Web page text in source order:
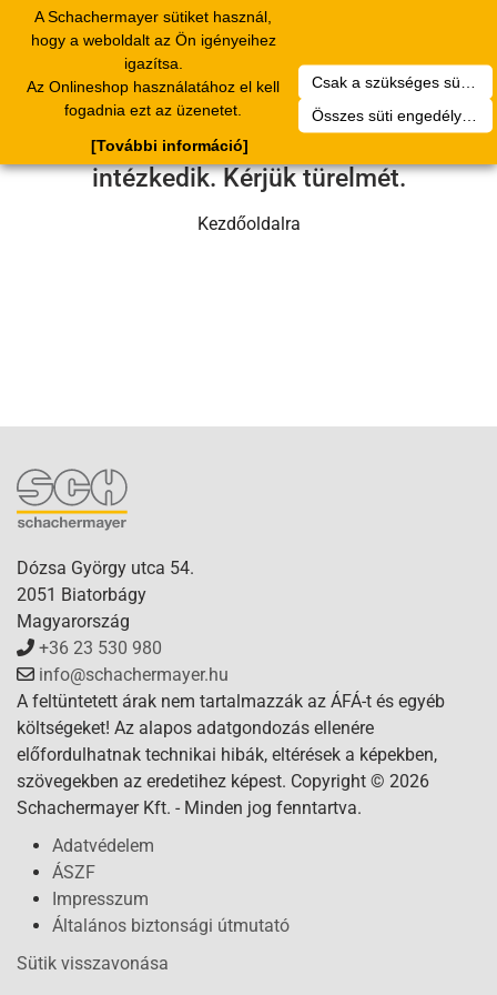
A Schachermayer sütiket használ,
hogy a weboldalt az Ön igényeihez
igazítsa.
Az Onlineshop használatához el kell
fogadnia ezt az üzenetet.
Összes süti engedélyezése
[További információ]
navigation
Sajnos technikai hiba történt.
Szervizcsapatunk hamarosan
intézkedik. Kérjük türelmét.
Kezdőoldalra
Dózsa György utca 54.
2051 Biatorbágy
Magyarország
+36 23 530 980
info@schachermayer.hu
A feltüntetett árak nem tartalmazzák az ÁFÁ-t és egyéb
költségeket! Az alapos adatgondozás ellenére
előfordulhatnak technikai hibák, eltérések a képekben,
szövegekben az eredetihez képest. Copyright © 2026
Schachermayer Kft. - Minden jog fenntartva.
Adatvédelem
ÁSZF
Impresszum
Általános biztonsági útmutató
Sütik visszavonása